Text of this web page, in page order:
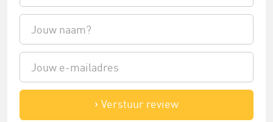
Verstuur review